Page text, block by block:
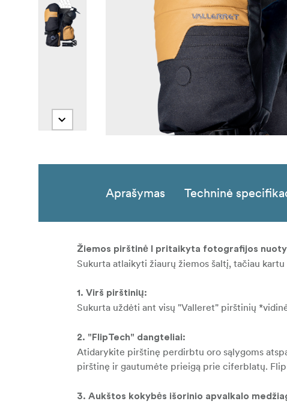
Aprašymas Techninė
Žiemos pirštinė I pritaikyta fotografijos
Sukurta atlaikyti žiaurų žiemos šaltį, tačiau
1. Virš pirštinių:
Sukurta uždėti ant visų "Valleret" pirštinių
2. "FlipTech" dangteliai:
Atidarykite pirštinę perdirbtu oro sąlygoms
pirštinę ir gautumėte prieigą prie ciferblatų.
3. Aukštos kokybės išorinio apvalkalo